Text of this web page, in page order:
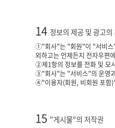
14 정보의 제공 및 광고의
①"회사"는 "회원"이 "서비스"
외하고는 언제든지 전자우편
②제1항의 정보를 전화 및 모
③"회사"는 "서비스"의 운영과
④"이용자(회원, 비회원 포함
15 "게시물"의 저작권